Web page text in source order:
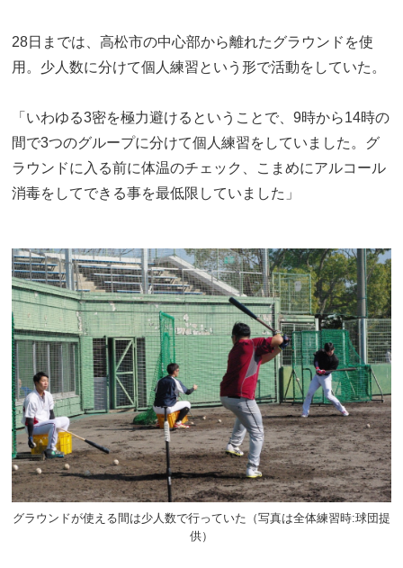
28日までは、高松市の中心部から離れたグラウンドを使
用。少人数に分けて個人練習という形で活動をしていた。
「いわゆる3密を極力避けるということで、9時から14時の
間で3つのグループに分けて個人練習をしていました。グ
ラウンドに入る前に体温のチェック、こまめにアルコール
消毒をしてできる事を最低限していました」
グラウンドが使える間は少人数で行っていた（写真は全体練習時:球団提
供）